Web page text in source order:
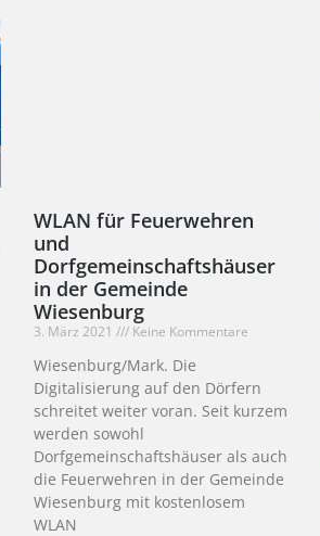
WLAN für Feuerwehren
und
Dorfgemeinschaftshäuser
in der Gemeinde
Wiesenburg
3. März 2021 Keine Kommentare
Wiesenburg/Mark. Die
Digitalisierung auf den Dörfern
schreitet weiter voran. Seit kurzem
werden sowohl
Dorfgemeinschaftshäuser als auch
die Feuerwehren in der Gemeinde
Wiesenburg mit kostenlosem
WLAN